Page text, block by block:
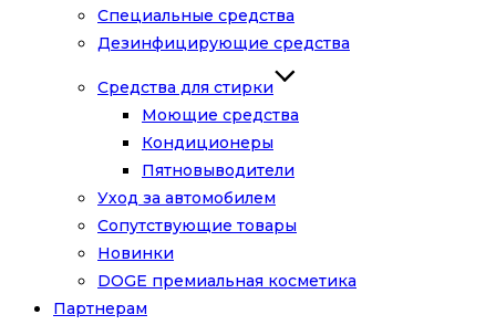
Специальные средства
Дезинфицирующие средства
Средства для стирки
Моющие средства
Кондиционеры
Пятновыводители
Уход за автомобилем
Сопутствующие товары
Новинки
DOGE премиальная косметика
Партнерам